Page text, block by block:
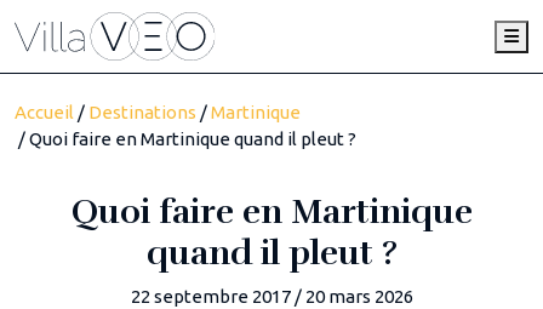
Accueil / Destinations /Martinique
/ Quoi faire en Martinique quand il pleut ?
Quoi faire en Martinique
quand il pleut ?
22 septembre 2017 / 20 mars 2026